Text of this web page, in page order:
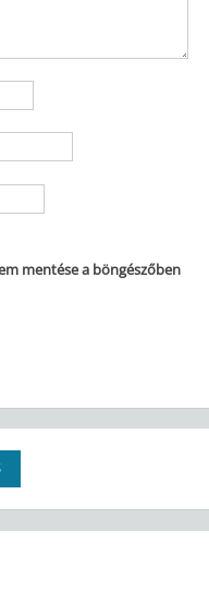
mentése a böngészőben